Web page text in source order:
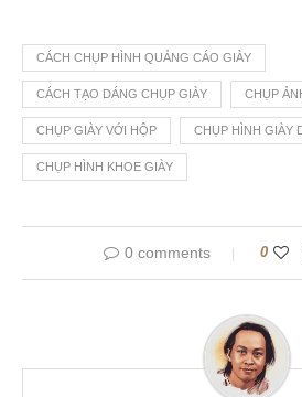
CÁCH CHỤP HÌNH QUẢNG CÁO GIÀY
CÁCH TẠO DÁNG CHỤP GIÀY CHỤP
CHỤP GIÀY VỚI HỘP CHỤP HÌNH GIÀY
CHỤP HÌNH KHOE GIÀY
0 comments 0